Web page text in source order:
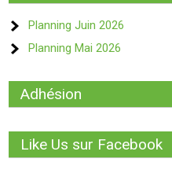
Planning Juin 2026
Planning Mai 2026
Adhésion
Like Us sur Facebook